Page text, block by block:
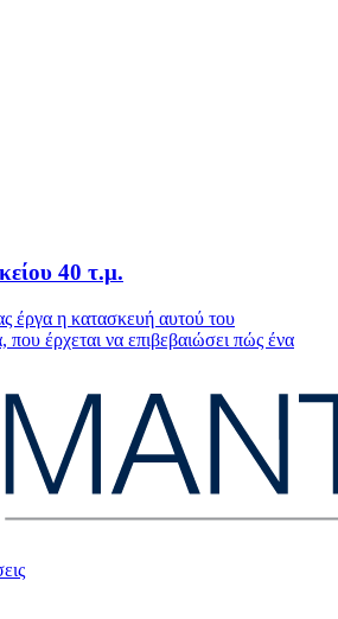
40 τ.μ.
έργα η κατασκευή αυτού του
έρχεται να επιβεβαιώσει πώς ένα